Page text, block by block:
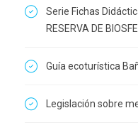
Serie Fichas
RESERVA DE
Guía ecoturística
Legislación sobre